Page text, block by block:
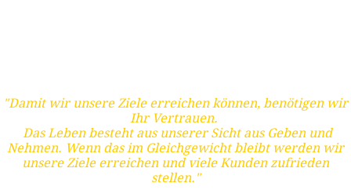
"Damit wir unsere Ziele erreichen können, benötigen wir
Ihr Vertrauen.
Das Leben besteht aus unserer Sicht aus Geben und
Nehmen. Wenn das im Gleichgewicht bleibt werden wir
unsere Ziele erreichen und viele Kunden zufrieden
stellen."